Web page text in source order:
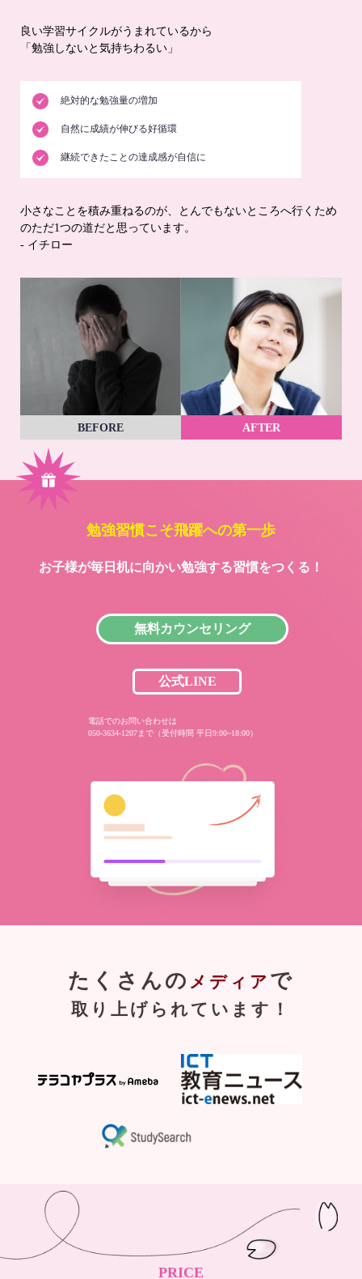
良い学習サイクルがうまれているから
「勉強しないと気持ちわるい」
絶対的な勉強量の増加
自然に成績が伸びる好循環
継続できたことの達成感が自信に
小さなことを積み重ねるのが、とんでもないところへ行くため
のただ1つの道だと思っています。
- イチロー
BEFORE AFTER
勉強習慣こそ飛躍への第一歩
お子様が毎日机に向かい勉強する習慣をつくる！
無料カウンセリング
公式LINE
電話でのお問い合わせは
050-3634-1207まで（受付時間 平日9:00~18:00）
たくさんの メディア で
取り上げられています！
PRICE